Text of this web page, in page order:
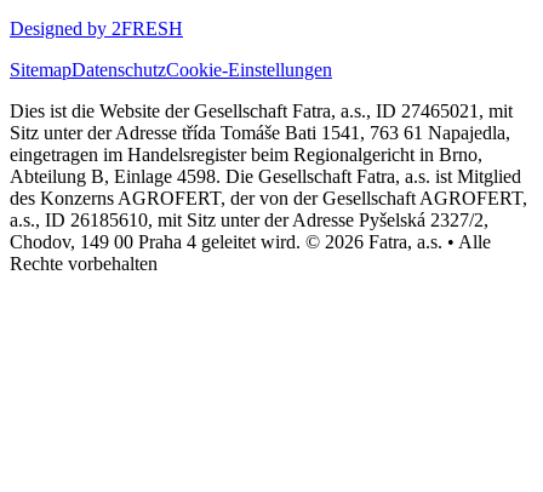
Designed by 2FRESH
SitemapDatenschutzCookie-Einstellungen
Dies ist die Website der Gesellschaft Fatra, a.s., ID 27465021, mit
Sitz unter der Adresse třída Tomáše Bati 1541, 763 61 Napajedla,
eingetragen im Handelsregister beim Regionalgericht in Brno,
Abteilung B, Einlage 4598. Die Gesellschaft Fatra, a.s. ist Mitglied
des Konzerns AGROFERT, der von der Gesellschaft AGROFERT,
a.s., ID 26185610, mit Sitz unter der Adresse Pyšelská 2327/2,
Chodov, 149 00 Praha 4 geleitet wird. © 2026 Fatra, a.s. • Alle
Rechte vorbehalten